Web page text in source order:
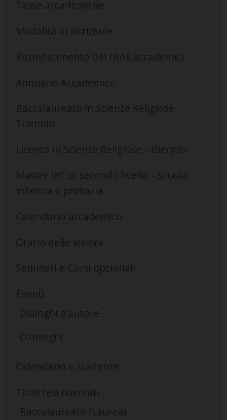
Tasse accademiche
Modalità di iscrizione
Riconoscimento dei titoli accademici
Annuario Accademico
Baccalaureato in Scienze Religiose –
Triennio
Licenza in Scienze Religiose – Biennio
Master IRC di secondo livello – scuola
infanzia e primaria
Calendario accademico
Orario delle lezioni
Seminari e Corsi opzionali
Eventi
Dialoghi d’autore
Convegni
Calendario e scadenze
Titoli tesi riservati
Baccalaureato (Laurea)